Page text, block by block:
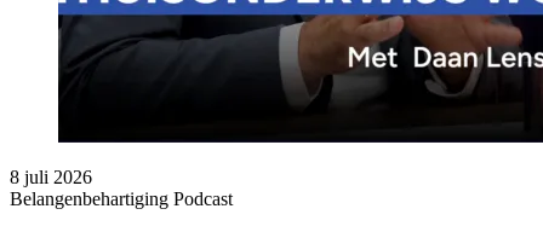
8 juli 2026
Belangenbehartiging Podcast